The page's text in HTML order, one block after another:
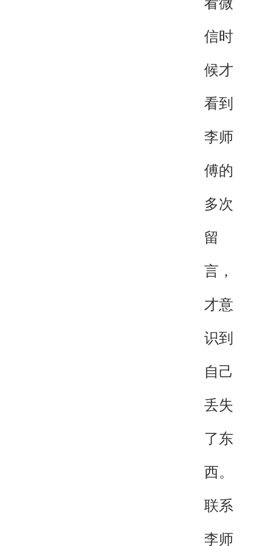
信时
候才
看到
李师
傅的
多次
留
言，
才意
识到
自己
丢失
了东
西。
联系
李师